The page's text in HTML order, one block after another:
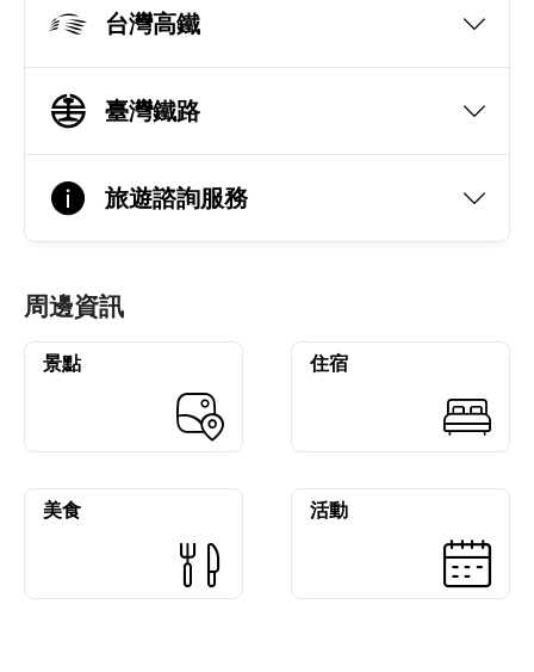
台灣高鐵
臺灣鐵路
旅遊諮詢服務
周邊資訊
景點 住宿
美食 活動